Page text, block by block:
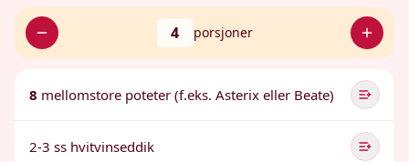
4 porsjoner
8 mellomstore poteter (f.eks. Asterix eller Beate)
2-3 ss hvitvinseddik